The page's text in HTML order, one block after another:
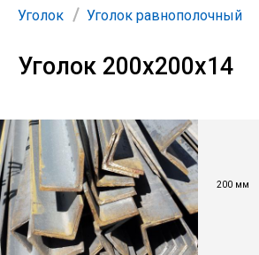
Арматура
Труба
Лист
Уголок
Балка
Уголок Уголок равнополочный
Уголок 200х200х14
200 мм